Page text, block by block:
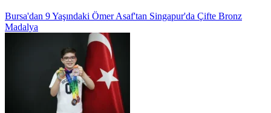
Bursa'dan 9 Yaşındaki Ömer Asaf'tan Singapur'da Çifte Bronz
Madalya